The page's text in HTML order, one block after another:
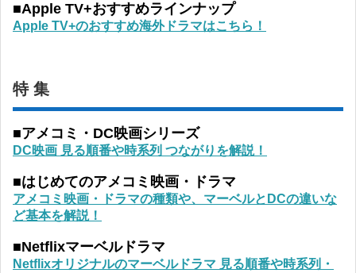
■Apple TV+おすすめラインナップ
Apple TV+のおすすめ海外ドラマはこちら！
特 集
■アメコミ・DC映画シリーズ
DC映画 見る順番や時系列 つながりを解説！
■はじめてのアメコミ映画・ドラマ
アメコミ映画・ドラマの種類や、マーベルとDCの違いな
ど基本を解説！
■Netflixマーベルドラマ
Netflixオリジナルのマーベルドラマ 見る順番や時系列・